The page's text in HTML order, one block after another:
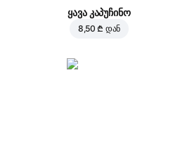
ყავა კაპუჩინო
8,50 ₾ დან